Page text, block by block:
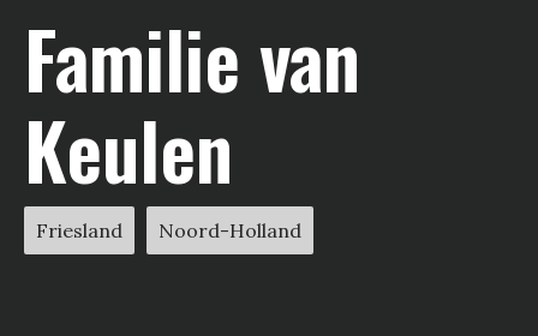
Familie van
Keulen
Friesland Noord-Holland